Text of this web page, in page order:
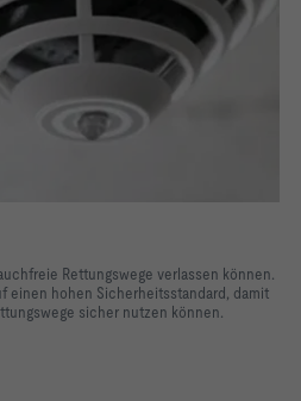
Rettungswege verlassen können.
einen hohen Sicherheitsstandard, damit
sicher nutzen können.